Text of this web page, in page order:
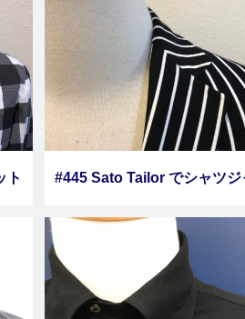
ト #445 Sato Tailor でシャツジ
をオーダーしました そ